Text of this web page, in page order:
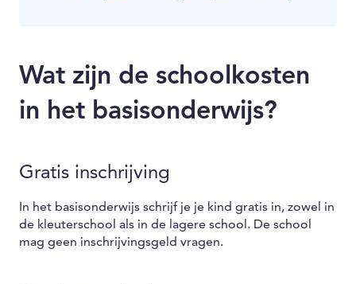
Wat zijn de schoolkosten
in het basisonderwijs?
Gratis inschrijving
In het basisonderwijs schrijf je je kind gratis in, zowel in
de kleuterschool als in de lagere school. De school
mag geen inschrijvingsgeld vragen.